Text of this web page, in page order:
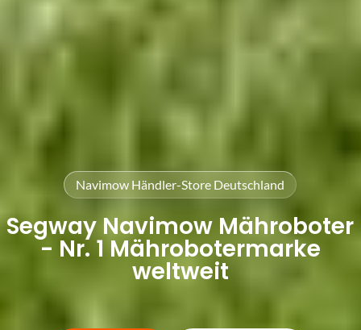
Navimow Händler-Store Deutschland
Segway Navimow Mähroboter
- Nr. 1 Mährobotermarke
weltweit